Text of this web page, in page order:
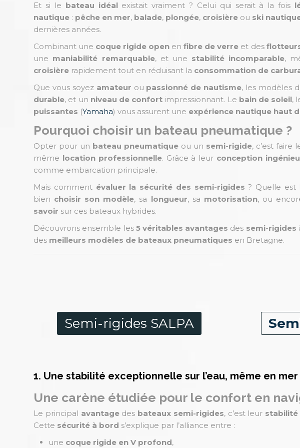
Et si le bateau idéalexistait vraiment ? Celui qui serait à la fois
nautique : pêche en mer, balade, plongée, croisière ou ski
dernières années.
Combinant une coque rigide open enfibre de verre et des
une maniabilité remarquable, et une stabilité incomparable,
croisière rapidement tout en réduisant la consommation de
Que vous soyez amateur ou passionné de nautisme, les modèles
durable, et un niveau de confort impressionnant. Le bain de soleil,
puissantes (Yamaha) vous assurent une expérience nautique haut
Pourquoi choisir un bateau pneumatique ?
Opter pour un bateau pneumatique ou un semi-rigide, c’est faire
même location professionnelle. Grâce à leur conception
comme embarcation principale.
Mais comment évaluer la sécurité des semi-rigides ? Quelle est
bien choisir son modèle, sa longueur, sa motorisation, ou
savoir sur ces bateaux hybrides.
Découvrons ensemble les 5 véritables avantages des semi-rigides
des meilleurs modèles de bateaux pneumatiques en Bretagne.
Semi-rigides SALPA
1. Une stabilité exceptionnelle sur l’eau, même en
Une carène étudiée pour le confort en
Le principal avantagedes bateaux semi-rigides, c’est leur stabilité
Cette sécurité à bord s’explique par l’alliance entre :
une coque rigide en V profond,